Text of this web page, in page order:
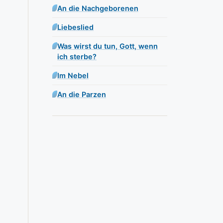
An die Nachgeborenen
Liebeslied
Was wirst du tun, Gott, wenn
ich sterbe?
Im Nebel
An die Parzen